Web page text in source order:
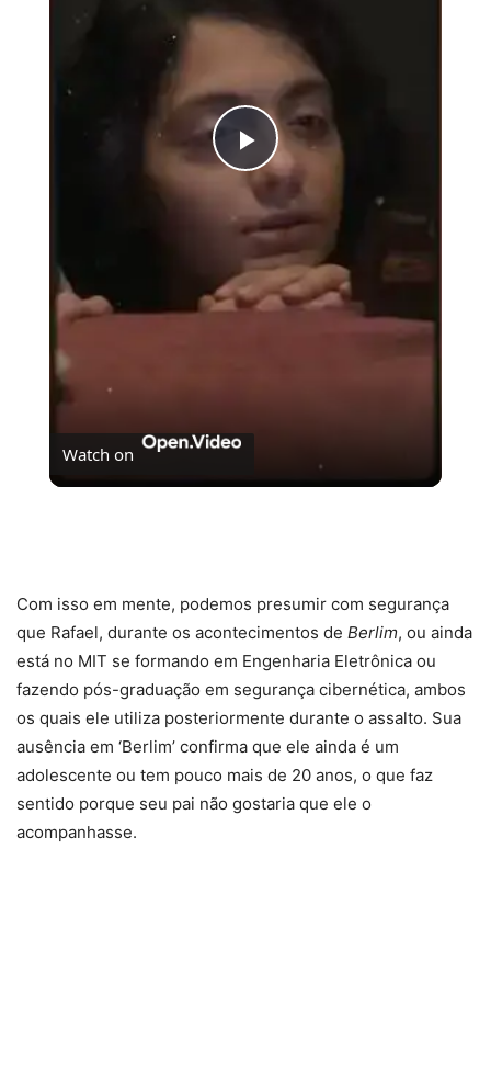
Play
Video
Watch on
Com isso em mente, podemos presumir com segurança
que Rafael, durante os acontecimentos de Berlim, ou ainda
está no MIT se formando em Engenharia Eletrônica ou
fazendo pós-graduação em segurança cibernética, ambos
os quais ele utiliza posteriormente durante o assalto. Sua
ausência em ‘Berlim’ confirma que ele ainda é um
adolescente ou tem pouco mais de 20 anos, o que faz
sentido porque seu pai não gostaria que ele o
acompanhasse.